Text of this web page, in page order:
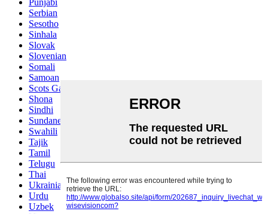
Punjabi
Serbian
Sesotho
Sinhala
Slovak
Slovenian
Somali
Samoan
Scots Gaelic
Shona
Sindhi
Sundanese
Swahili
Tajik
Tamil
Telugu
Thai
Ukrainian
Urdu
Uzbek